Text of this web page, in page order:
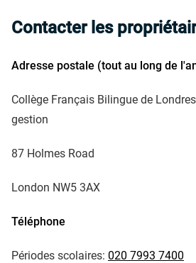
Contacter les
Adresse postale (tout au long de
Collège Français Bilingue de
gestion
87 Holmes Road
London NW5 3AX
Téléphone
Périodes scolaires: 020 7993 7400